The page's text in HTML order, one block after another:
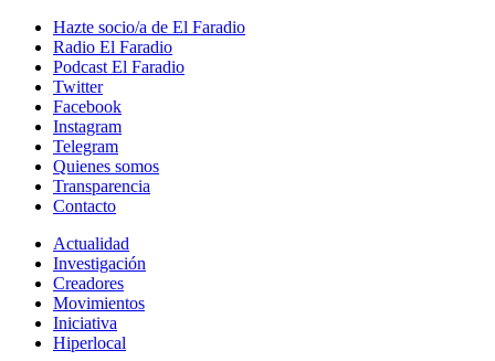
Hazte socio/a de El Faradio
Radio El Faradio
Podcast El Faradio
Twitter
Facebook
Instagram
Telegram
Quienes somos
Transparencia
Contacto
Actualidad
Investigación
Creadores
Movimientos
Iniciativa
Hiperlocal